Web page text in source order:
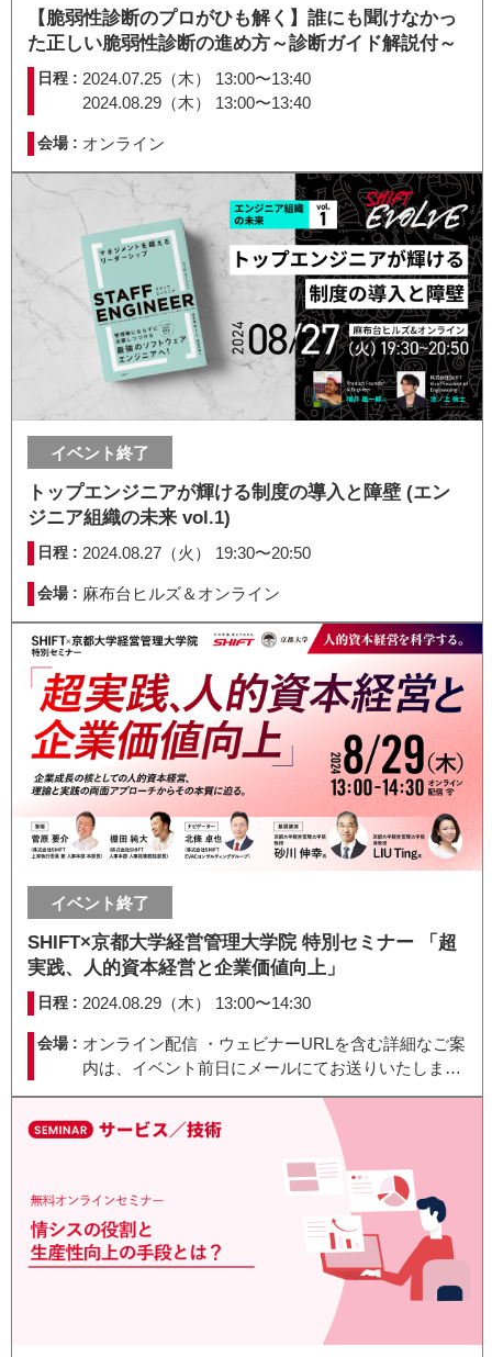
【脆弱性診断のプロがひも解く】誰にも聞けなかっ
た正しい脆弱性診断の進め方～診断ガイド解説付～
日程 : 2024.07.25（木） 13:00〜13:40
2024.08.29（木） 13:00〜13:40
会場 : オンライン
イベント終了
トップエンジニアが輝ける制度の導入と障壁 (エン
ジニア組織の未来 vol.1)
日程 : 2024.08.27（火） 19:30〜20:50
会場 : 麻布台ヒルズ＆オンライン
イベント終了
SHIFT×京都大学経営管理大学院 特別セミナー 「超
実践、人的資本経営と企業価値向上」
日程 : 2024.08.29（木） 13:00〜14:30
会場 : オンライン配信 ・ウェビナーURLを含む詳細なご案
内は、イベント前日にメールにてお送りいたしま
す。